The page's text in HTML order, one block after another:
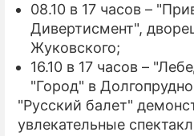
08.10 в 17 часов –
Дивертисмент",
Жуковского;
16.10 в 17 часов –
"Город" в
"Русский балет"
увлекательные